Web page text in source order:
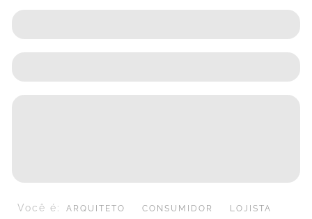
Você é: ARQUITETO CONSUMIDOR LOJISTA